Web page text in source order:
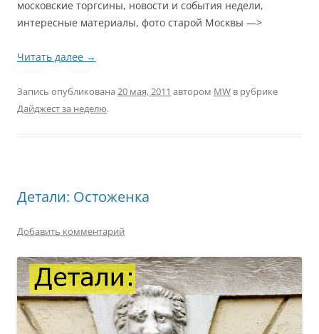
московские торгсины, новости и события недели,
интересные материалы, фото старой Москвы —>
Читать далее →
Запись опубликована 20 мая, 2011 автором MW в рубрике
Дайджест за неделю.
Детали: Остоженка
Добавить комментарий